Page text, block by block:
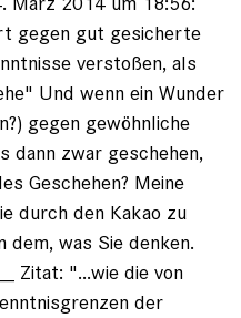
gegen gut gesicherte
verstoßen, als
Und wenn ein Wunder
gegen gewöhnliche
dann zwar geschehen,
Geschehen? Meine
durch den Kakao zu
dem, was Sie denken.
Zitat: "...wie die von
der